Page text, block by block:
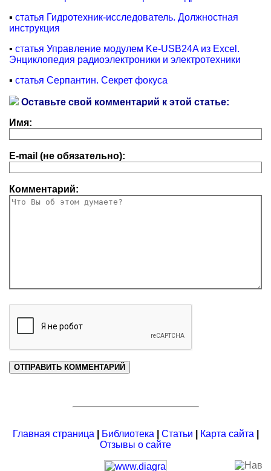
▪ статья Гидротехник-исследователь. Должностная
инструкция
▪ статья Управление модулем Ke-USB24A из Excel.
Энциклопедия радиоэлектроники и электротехники
▪ статья Серпантин. Секрет фокуса
Оставьте свой комментарий к этой статье:
Имя:
E-mail (не обязательно):
Комментарий:
Главная страница Библиотека Статьи Карта сайта
Отзывы о сайте